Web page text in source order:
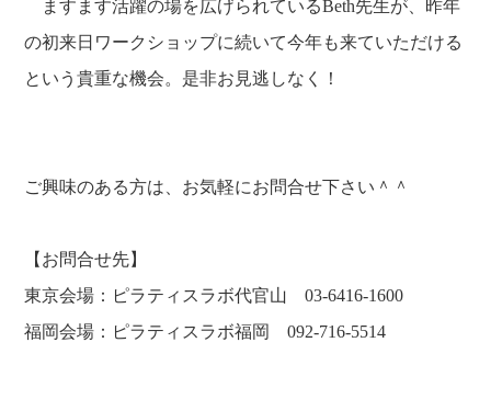
ますます活躍の場を広げられているBeth先生が、昨年
の初来日ワークショップに続いて今年も来ていただける
という貴重な機会。是非お見逃しなく！
ご興味のある方は、お気軽にお問合せ下さい＾＾
【お問合せ先】
東京会場：ピラティスラボ代官山 03-6416-1600
福岡会場：ピラティスラボ福岡 092-716-5514